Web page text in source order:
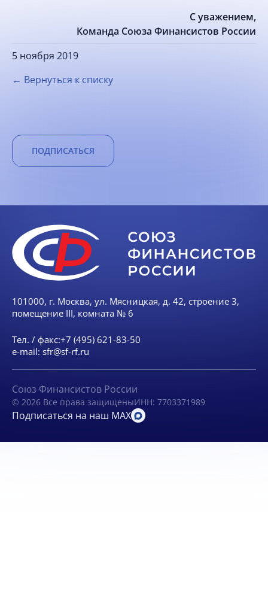
С уважением,
Команда Союза Финансистов России
5 ноября 2019
← Вернуться к списку
ПОДПИСАТЬСЯ
101000, г. Москва, ул. Мясницкая, д. 42, строение 3,
помещение III, комната № 6
Тел. / факс:+7 (495) 621-83-50
e-mail: sfr@sf-rf.ru
Союз Финансистов России
© 2026 Все права защищеныИНН: 7703371989
Подписаться на наш MAX